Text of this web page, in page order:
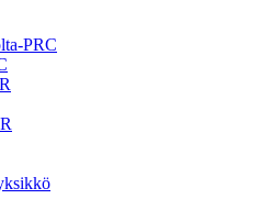
PRC